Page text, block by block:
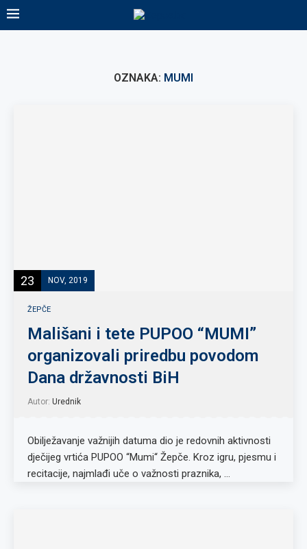
OZNAKA: MUMI
23 NOV, 2019
ŽEPČE
Mališani i tete PUPOO “MUMI”
organizovali priredbu povodom
Dana državnosti BiH
Autor: Urednik
Obilježavanje važnijih datuma dio je redovnih aktivnosti
dječijeg vrtića PUPOO “Mumi“ Žepče. Kroz igru, pjesmu i
recitacije, najmlađi uče o važnosti praznika, …